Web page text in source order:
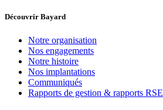
Découvrir Bayard
Notre organisation
Nos engagements
Notre histoire
Nos implantations
Communiqués
Rapports de gestion & rapports RSE